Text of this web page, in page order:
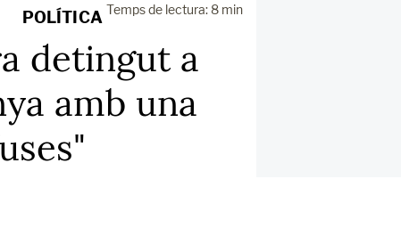
POLÍTICA Temps de lectura: 8 min
detingut a
amb una